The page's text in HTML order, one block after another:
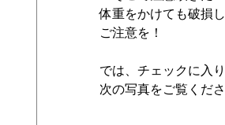
体重をかけても破損
ご注意を！
では、チェックに入
次の写真をご覧くだ